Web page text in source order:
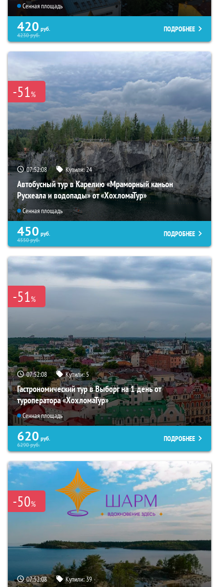
Сенная площадь
420 руб.
4230руб.
ПОДРОБНЕЕ
-51%
07:52:07 Купили:24
Автобусный тур в Карелию «Мраморный каньон
Рускеала и водопады» от «ХохломаТур»
Сенная площадь
450 руб.
4550руб.
ПОДРОБНЕЕ
-51%
07:52:07 Купили:5
Гастрономический тур в Выборг на 1 день от
туроператора «ХохломаТур»
Сенная площадь
620 руб.
6290руб.
ПОДРОБНЕЕ
-50%
07:52:07 Купили:39